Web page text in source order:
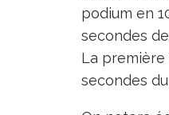
podium en
secondes
La première
secondes